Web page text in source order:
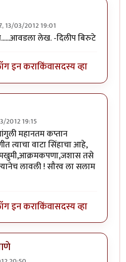
13/03/2012 19:01
लेख. -दिलीप बिरुटे
इन कराकिंवासदस्य व्हा
2012 19:15
महानतम कप्तान
त्याचा वाटा सिंहाचा आहे,
तसे
लावली ! सौरव ला सलाम
इन कराकिंवासदस्य व्हा